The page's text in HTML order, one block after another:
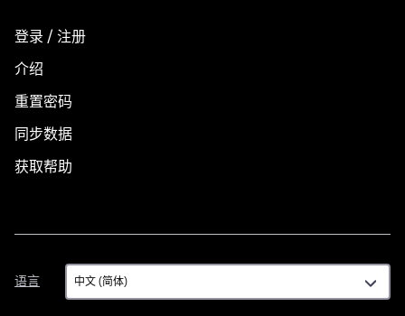
登录 / 注册
介绍
重置密码
同步数据
获取帮助
语言
语
言